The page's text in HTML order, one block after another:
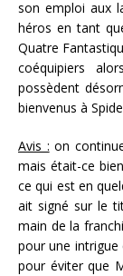
son emploi aux
héros en tant
Quatre
coéquipiers
possèdent
bienvenus à
Avis : on
mais était-ce
ce qui est en
ait signé sur le
main de la
pour une intrigue
pour éviter que